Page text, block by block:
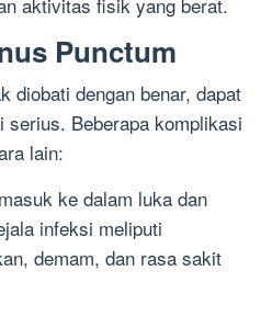
Punctum
diobati dengan benar, dapat
serius. Beberapa komplikasi
lain:
ke dalam luka dan
infeksi meliputi
demam, dan rasa sakit